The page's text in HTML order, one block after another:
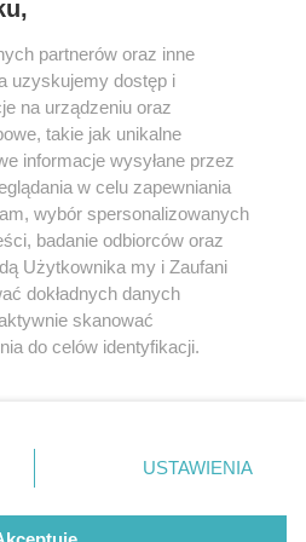
Prywatność
Praca Łódź
the:protocol
Facebook.com
Youtube.com
partnerów oraz inne
uzyskujemy dostęp i
na urządzeniu oraz
takie jak unikalne
informacje wysyłane przez
w celu zapewniania
wybór spersonalizowanych
badanie odbiorców oraz
Użytkownika my i Zaufani
dokładnych danych
skanować
do celów identyfikacji.
ustawień prywatności
rogu strony
. Niektóre
sprzeciwić się takiemu
USTAWIENIA